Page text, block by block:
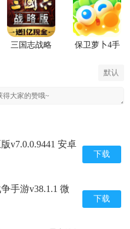
三国志战略
保卫萝卜4手
默认
v7.0.0.9441 安卓
下载
手游v38.1.1 微
下载